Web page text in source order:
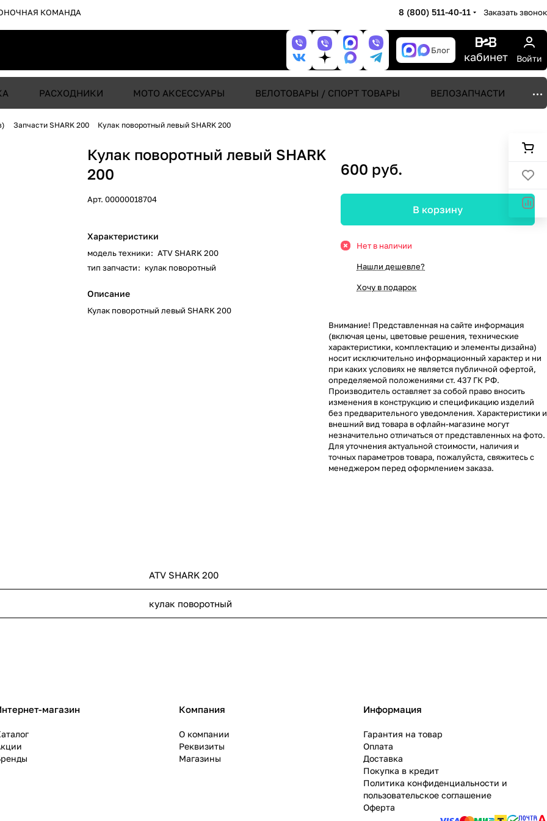
КОМАНДА 8 (800) 511-40-11 Заказать звонок
Блог кабинет Войти
РАСХОДНИКИ МОТО АКСЕССУАРЫ ВЕЛОТОВАРЫ / СПОРТ ТОВАРЫ ВЕЛОЗАПЧАСТИ
Запчасти SHARK 200 Кулак поворотный левый SHARK 200
Кулак поворотный левый SHARK
200
Арт.00000018704
Характеристики
модель техники: ATV SHARK 200
тип запчасти: кулак поворотный
Описание
Кулак поворотный левый SHARK 200
600 руб.
В корзину
Нет в наличии
Нашли дешевле?
Хочу в подарок
Внимание! Представленная на сайте информация
(включая цены, цветовые решения, технические
характеристики, комплектацию и элементы дизайна)
носит исключительно информационный характер и ни
при каких условиях не является публичной офертой,
определяемой положениями ст. 437 ГК РФ.
Производитель оставляет за собой право вносить
изменения в конструкцию и спецификацию изделий
без предварительного уведомления. Характеристики и
внешний вид товара в офлайн-магазине могут
незначительно отличаться от представленных на фото.
Для уточнения актуальной стоимости, наличия и
точных параметров товара, пожалуйста, свяжитесь с
менеджером перед оформлением заказа.
ATV SHARK 200
кулак поворотный
магазин Компания
О компании
Реквизиты
Магазины
Информация
Гарантия на товар
Оплата
Доставка
Покупка в кредит
Политика конфиденциальности и
пользовательское соглашение
Оферта